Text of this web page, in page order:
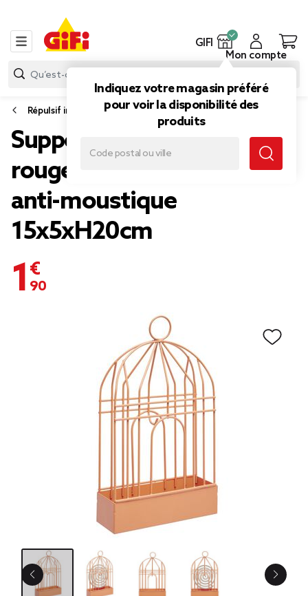
GIFI
Indiquez votre magasin préféré
pour voir la disponibilité des
produits
Mon compte
Répulsif insectes
Support cage déco métal
rouge pour spirale encens
anti-moustique
15x5xH20cm
1,90 €